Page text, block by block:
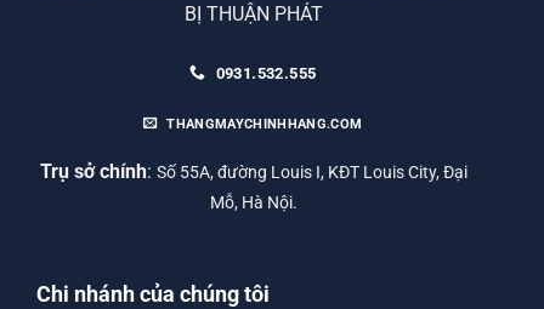
BỊ THUẬN PHÁT
0931.532.555
THANGMAYCHINHHANG.COM
Trụ sở chính: Số 55A, đường Louis I, KĐT Louis City, Đại
Mỗ, Hà Nội.
Chi nhánh của chúng tôi